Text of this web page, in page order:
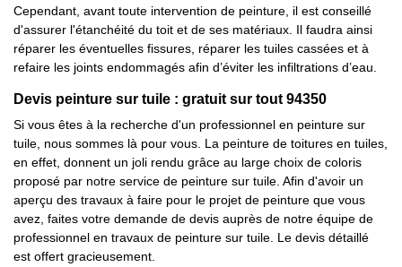
Cependant, avant toute intervention de peinture, il est conseillé
d'assurer l'étanchéité du toit et de ses matériaux. Il faudra ainsi
réparer les éventuelles fissures, réparer les tuiles cassées et à
refaire les joints endommagés afin d’éviter les infiltrations d’eau.
Devis peinture sur tuile : gratuit sur tout 94350
Si vous êtes à la recherche d'un professionnel en peinture sur
tuile, nous sommes là pour vous. La peinture de toitures en tuiles,
en effet, donnent un joli rendu grâce au large choix de coloris
proposé par notre service de peinture sur tuile. Afin d'avoir un
aperçu des travaux à faire pour le projet de peinture que vous
avez, faites votre demande de devis auprès de notre équipe de
professionnel en travaux de peinture sur tuile. Le devis détaillé
est offert gracieusement.